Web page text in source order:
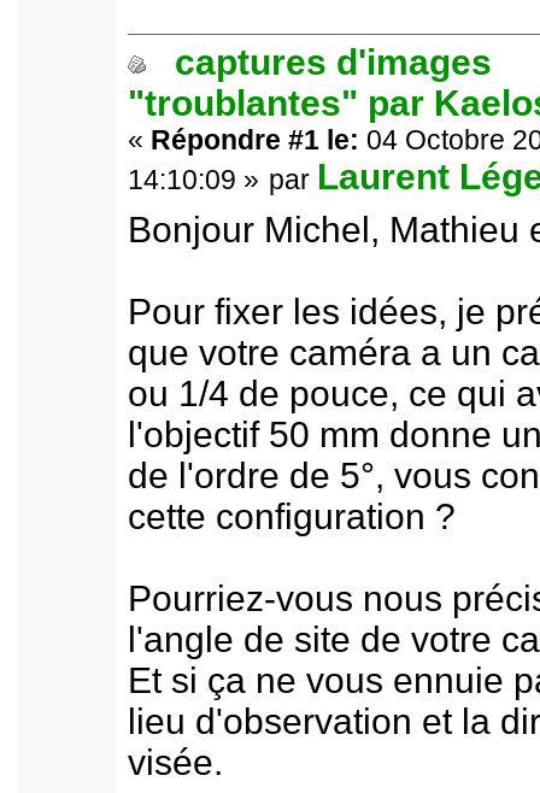
captures d'images
"troublantes" par
« Répondre #1 le: 04 Octobre
14:10:09 » par Laurent
Bonjour Michel, Mathieu
Pour fixer les idées, je
que votre caméra a un
ou 1/4 de pouce, ce qui
l'objectif 50 mm donne
de l'ordre de 5°, vous
cette configuration ?
Pourriez-vous nous
l'angle de site de votre
Et si ça ne vous ennuie
lieu d'observation et la
visée.